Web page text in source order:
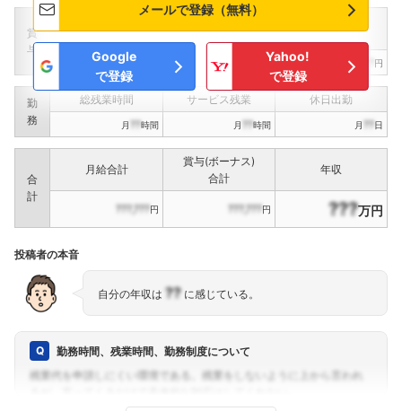
フォローしました
賞
与
インセンティブ賞与
決算賞与
???,??? ???,??? 円 ???,??? 円
勤
務
総残業時間 サービス残業 休日出勤
月 ??時間 月 ??時間 月 ??日
合
計
月給合計
賞与(ボーナス)
合計
年収
???,???円 ???,???円 ???万円
メールで登録（無料）
Google
で登録
Yahoo!
で登録
投稿者の本音
自分の年収は ??に感じている。
勤務時間、残業時間、勤務制度について